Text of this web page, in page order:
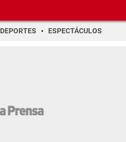
DEPORTES ESPECTÁCULOS